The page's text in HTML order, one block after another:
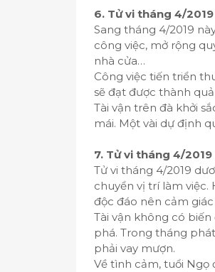
6. Tử vi tháng 4/
Sang tháng 4/2019
công việc, mở rộng
nhà cửa…
Công việc tiến triển
sẽ đạt được thành
Tài vận trên đà khởi
mái. Một vài dự định
7. Tử vi tháng 4/
Tử vi tháng 4/2019
chuyển vị trí làm việc.
độc đáo nên cảm
Tài vận không có
phá. Trong tháng
phải vay mượn.
Về tình cảm, tuổi Ngọ